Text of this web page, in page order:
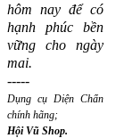
hôm nay để có
hạnh phúc bền
vững cho ngày
mai.
-----
Dụng cụ Diện Chẩn
chính hãng;
Hội Vũ Shop.